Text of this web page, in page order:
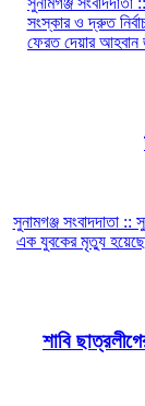
সংস্কার ও দ্রুত
ফেরত দেয়ার আহবান
সুনামগঞ্জ সংবাদদাতা ::
এক যুবকের মৃত্যু
শাবি